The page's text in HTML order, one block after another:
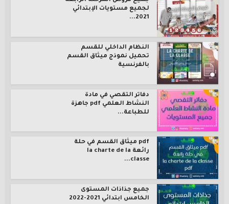
لجميع مستويات الإبتدائي
2021...
النظام الداخلي للقسم
تحميل نموذج ميثاق القسم
بالفرنسية
دفاتر التقصي في مادة
النشاط العلمي pdf جاهزة
للطباعة...
pdf ميثاق القسم في حلة
رائعة la charte de la
classe...
جميع جذاذات المستوى
الخامس ابتدائي 2021-2022